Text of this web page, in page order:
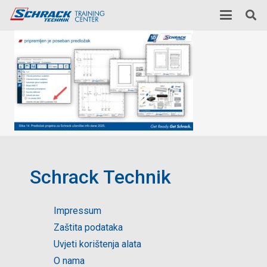
Schrack Technik
Impressum
Zaštita podataka
Uvjeti korištenja alata
O nama